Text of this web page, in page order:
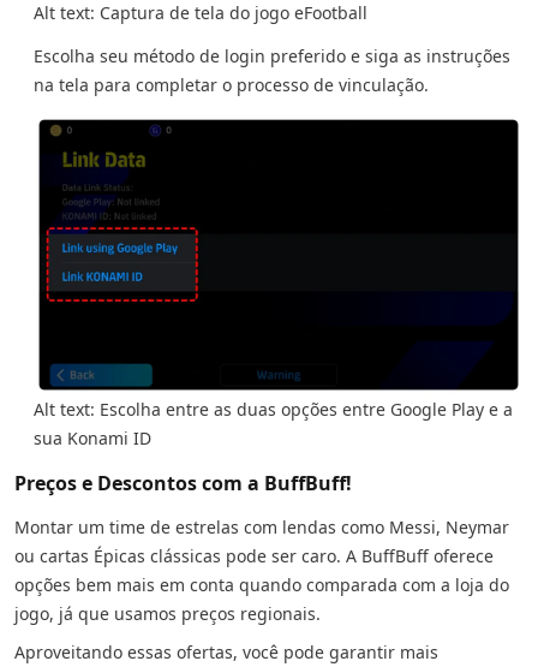
Alt text: Captura de tela do jogo eFootball
Escolha seu método de login preferido e siga as instruções
na tela para completar o processo de vinculação.
Alt text: Escolha entre as duas opções entre Google Play e a
sua Konami ID
Preços e Descontos com a BuffBuff!
Montar um time de estrelas com lendas como Messi, Neymar
ou cartas Épicas clássicas pode ser caro. A BuffBuff oferece
opções bem mais em conta quando comparada com a loja do
jogo, já que usamos preços regionais.
Aproveitando essas ofertas, você pode garantir mais